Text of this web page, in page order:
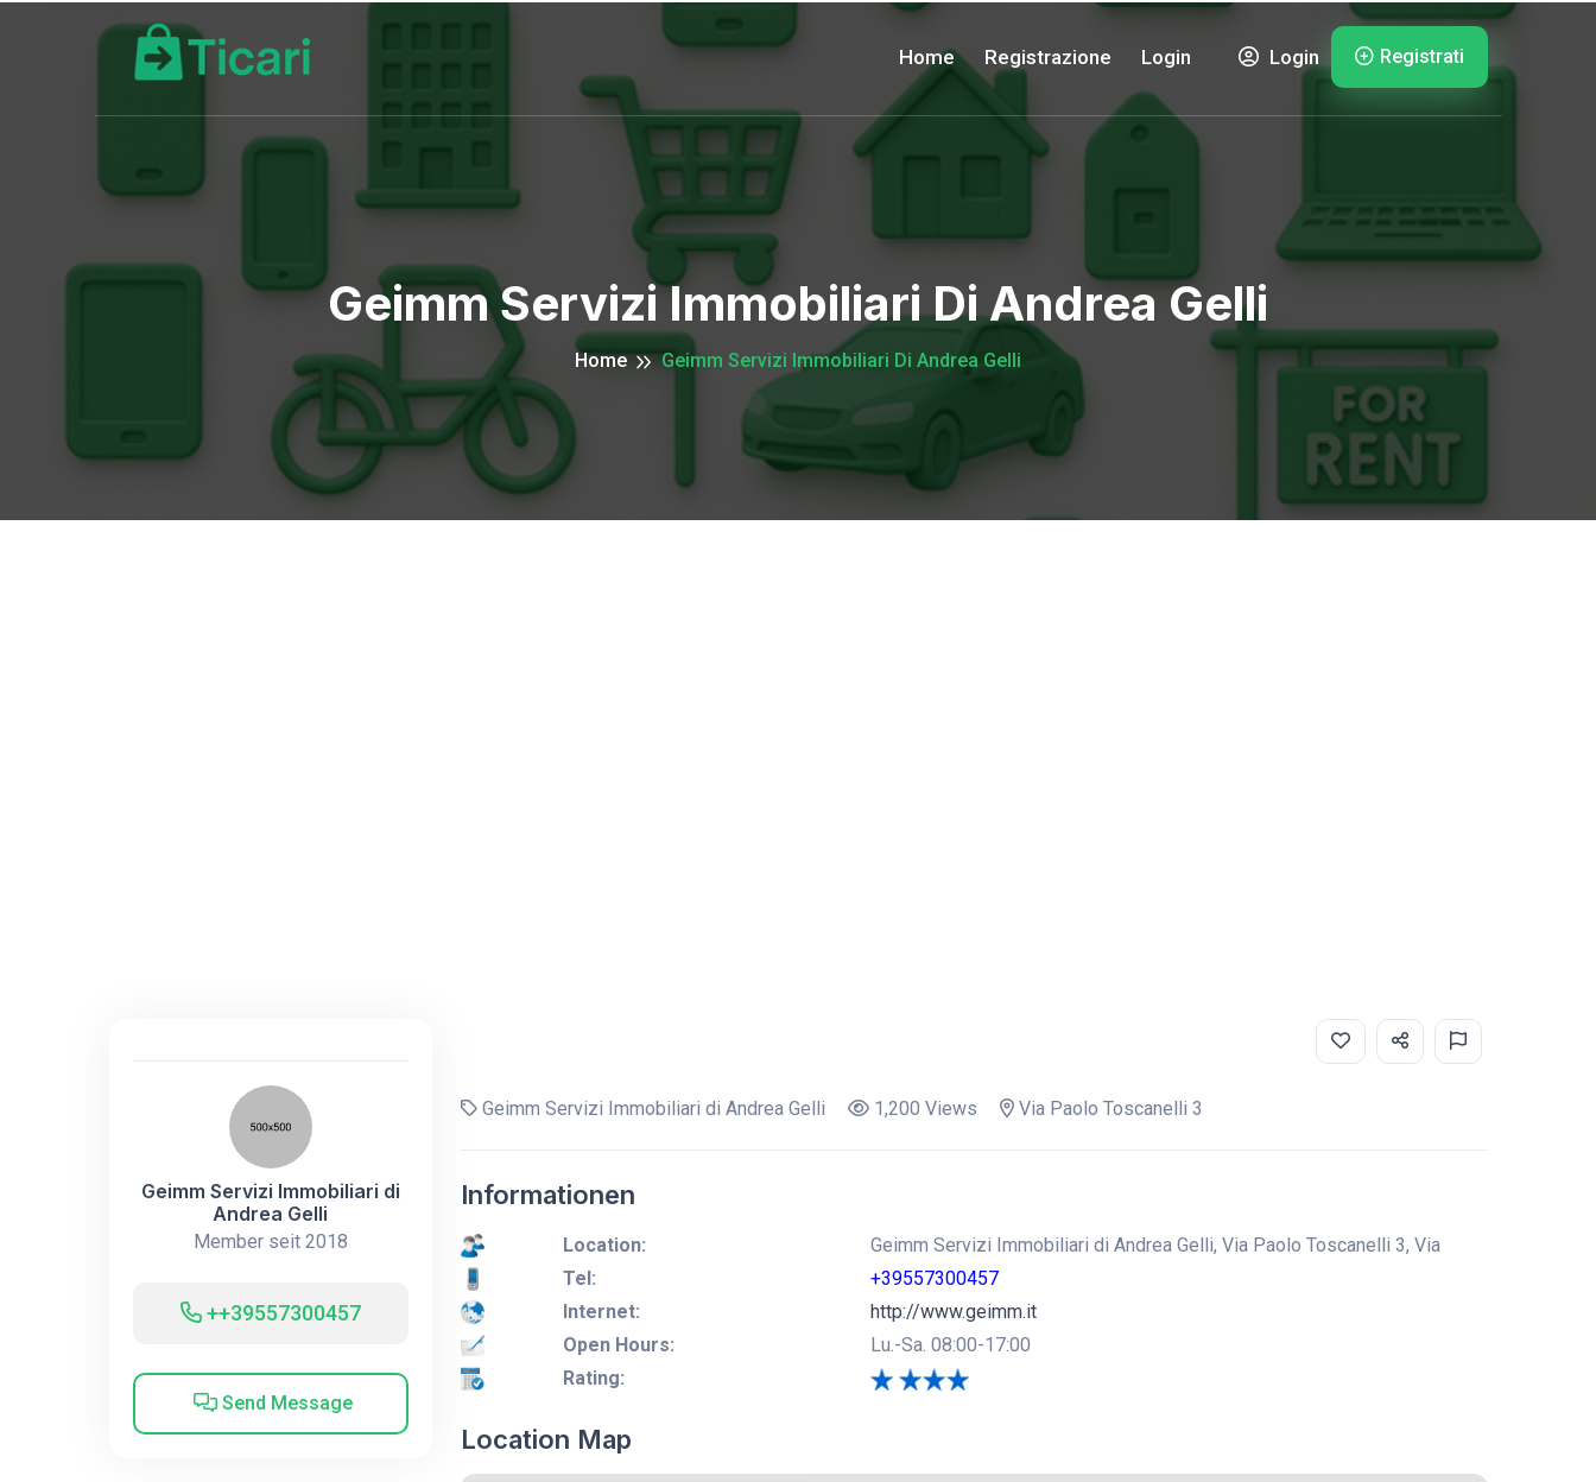
Home Registrazione Login Login Registrati
Geimm Servizi Immobiliari Di Andrea Gelli
Home Geimm Servizi Immobiliari Di Andrea Gelli
Geimm Servizi Immobiliari di
Andrea Gelli
Member seit 2018
++39557300457
Send Message
Geimm Servizi Immobiliari di Andrea Gelli 1,200 Views Via Paolo Toscanelli 3
Informationen
Location:
Geimm Servizi Immobiliari di Andrea Gelli, Via Paolo Toscanelli 3, Via
Tel:
+39557300457
Internet:
http://www.geimm.it
Open Hours:
Lu.-Sa. 08:00-17:00
Rating:
Location Map